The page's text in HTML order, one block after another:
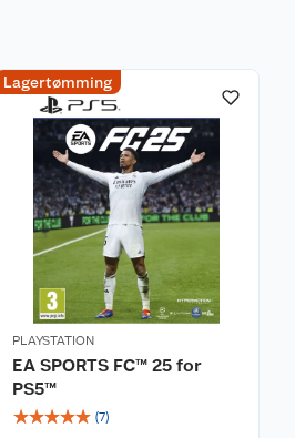
Lagertømming
PLAYSTATION
EA SPORTS FC™ 25 for
PS5™
☆☆☆☆☆ (7)